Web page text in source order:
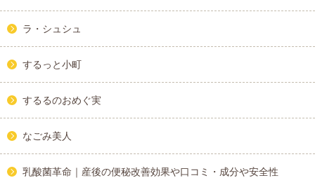
ラ・シュシュ
するっと小町
するるのおめぐ実
なごみ美人
乳酸菌革命｜産後の便秘改善効果や口コミ・成分や安全性